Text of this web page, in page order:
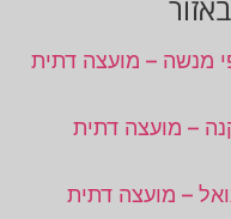
מנשה – מועצה דתית
– מועצה דתית
– מועצה דתית